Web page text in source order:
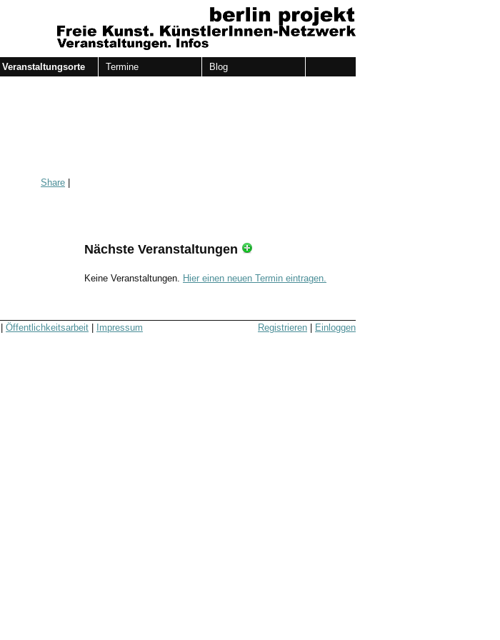
Veranstaltungsorte Termine Blog
Share
Nächste Veranstaltungen
Keine Veranstaltungen. Hier einen neuen Termin eintragen.
Registrieren Einloggen
Öffentlichkeitsarbeit Impressum